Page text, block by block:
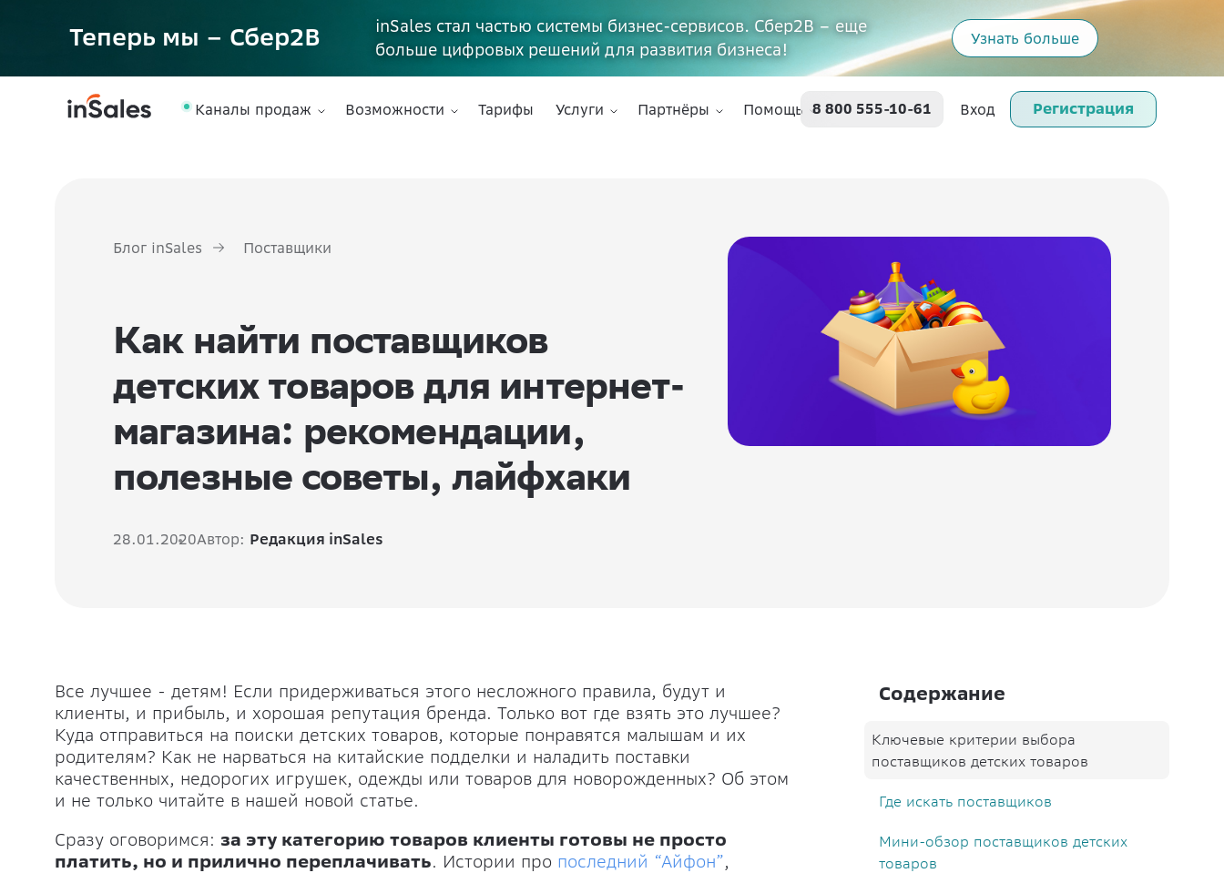
Теперь мы – Сбер2B
inSales стал частью системы бизнес-сервисов. Сбер2В – еще
больше цифровых решений для развития бизнеса!
Узнать больше
Каналы продаж Возможности Тарифы Услуги Партнёры Помощь 8 800 555-10-61 Вход Регистрация
Блог inSales Поставщики
Как найти поставщиков
детских товаров для интернет-
магазина: рекомендации,
полезные советы, лайфхаки
28.01.2020Автор: Редакция inSales
Все лучшее - детям! Если придерживаться этого несложного правила, будут и
клиенты, и прибыль, и хорошая репутация бренда. Только вот где взять это лучшее?
Куда отправиться на поиски детских товаров, которые понравятся малышам и их
родителям? Как не нарваться на китайские подделки и наладить поставки
качественных, недорогих игрушек, одежды или товаров для новорожденных? Об этом
и не только читайте в нашей новой статье.
Сразу оговоримся: за эту категорию товаров клиенты готовы не просто
платить, но и прилично переплачивать. Истории про последний “Айфон”,
Содержание
Ключевые критерии выбора
поставщиков детских товаров
Где искать поставщиков
Мини-обзор поставщиков детских
товаров